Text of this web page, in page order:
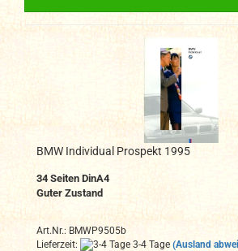
BMW Individual Prospekt 1995
34 Seiten DinA4
Guter Zustand
Art.Nr.: BMWP9505b
Lieferzeit:
3-4 Tage (Ausland